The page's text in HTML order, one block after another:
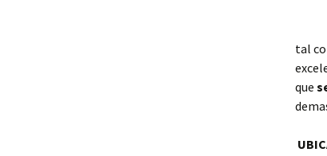
tal
que